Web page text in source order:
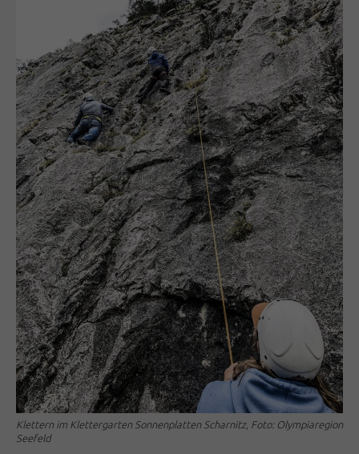
Klettern im Klettergarten Sonnenplatten Scharnitz, Foto: Olympiaregion
Seefeld